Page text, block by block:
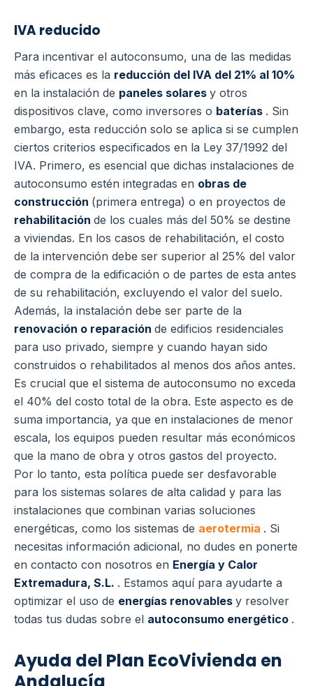
IVA reducido
Para incentivar el autoconsumo, una de las medidas
más eficaces es la reducción del IVA del 21% al 10%
en la instalación de paneles solares y otros
dispositivos clave, como inversores o baterías . Sin
embargo, esta reducción solo se aplica si se cumplen
ciertos criterios especificados en la Ley 37/1992 del
IVA. Primero, es esencial que dichas instalaciones de
autoconsumo estén integradas en obras de
construcción (primera entrega) o en proyectos de
rehabilitación de los cuales más del 50% se destine
a viviendas. En los casos de rehabilitación, el costo
de la intervención debe ser superior al 25% del valor
de compra de la edificación o de partes de esta antes
de su rehabilitación, excluyendo el valor del suelo.
Además, la instalación debe ser parte de la
renovación o reparación de edificios residenciales
para uso privado, siempre y cuando hayan sido
construidos o rehabilitados al menos dos años antes.
Es crucial que el sistema de autoconsumo no exceda
el 40% del costo total de la obra. Este aspecto es de
suma importancia, ya que en instalaciones de menor
escala, los equipos pueden resultar más económicos
que la mano de obra y otros gastos del proyecto.
Por lo tanto, esta política puede ser desfavorable
para los sistemas solares de alta calidad y para las
instalaciones que combinan varias soluciones
energéticas, como los sistemas de aerotermia . Si
necesitas información adicional, no dudes en ponerte
en contacto con nosotros en Energía y Calor
Extremadura, S.L. . Estamos aquí para ayudarte a
optimizar el uso de energías renovables y resolver
todas tus dudas sobre el autoconsumo energético .
Ayuda del Plan EcoVivienda en